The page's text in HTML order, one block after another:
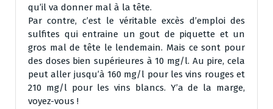
qu’il va donner mal à la tête.
Par contre, c’est le véritable excès d’emploi des
sulfites qui entraine un gout de piquette et un
gros mal de tête le lendemain. Mais ce sont pour
des doses bien supérieures à 10 mg/l. Au pire, cela
peut aller jusqu’à 160 mg/l pour les vins rouges et
210 mg/l pour les vins blancs. Y’a de la marge,
voyez-vous !